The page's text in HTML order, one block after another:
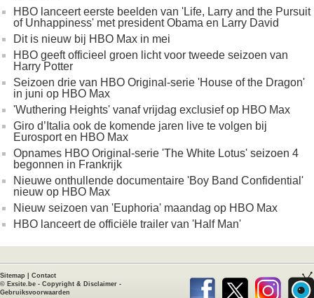
HBO lanceert eerste beelden van 'Life, Larry and the Pursuit
of Unhappiness' met president Obama en Larry David
Dit is nieuw bij HBO Max in mei
HBO geeft officieel groen licht voor tweede seizoen van
Harry Potter
Seizoen drie van HBO Original-serie 'House of the Dragon'
in juni op HBO Max
'Wuthering Heights' vanaf vrijdag exclusief op HBO Max
Giro d’Italia ook de komende jaren live te volgen bij
Eurosport en HBO Max
Opnames HBO Original-serie 'The White Lotus' seizoen 4
begonnen in Frankrijk
Nieuwe onthullende documentaire 'Boy Band Confidential'
nieuw op HBO Max
Nieuw seizoen van 'Euphoria' maandag op HBO Max
HBO lanceert de officiële trailer van 'Half Man'
Sitemap
Contact
© Exsite.be - Copyright & Disclaimer -
Gebruiksvoorwaarden